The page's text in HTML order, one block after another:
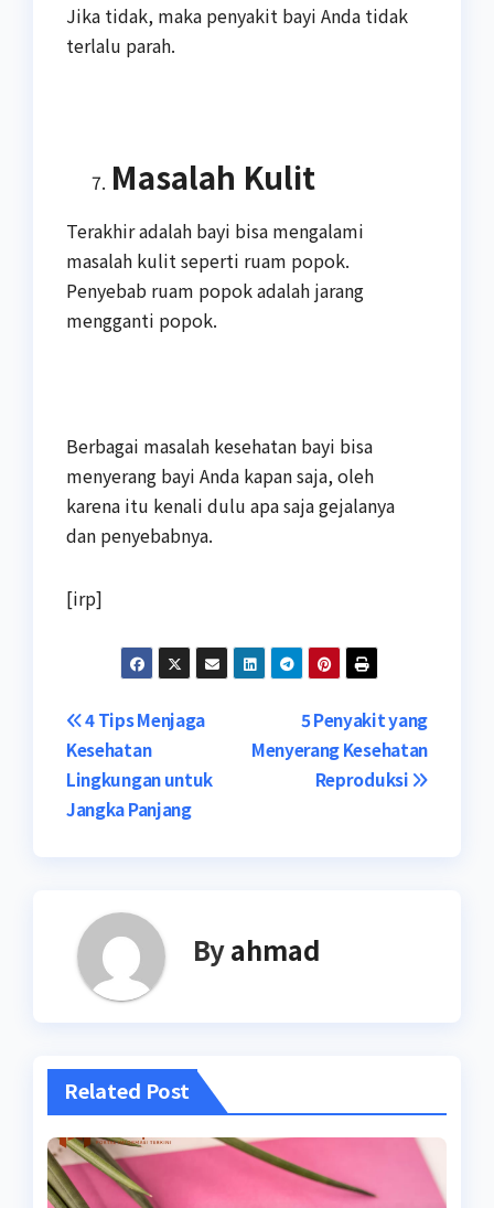
Jika tidak, maka penyakit bayi Anda tidak
terlalu parah.
Masalah Kulit
Terakhir adalah bayi bisa mengalami
masalah kulit seperti ruam popok.
Penyebab ruam popok adalah jarang
mengganti popok.
Berbagai masalah kesehatan bayi bisa
menyerang bayi Anda kapan saja, oleh
karena itu kenali dulu apa saja gejalanya
dan penyebabnya.
[irp]
Navigasi
pos
5 Penyakit yang
Menyerang Kesehatan
Reproduksi
4 Tips Menjaga
Kesehatan
Lingkungan untuk
Jangka Panjang
Byahmad
Related Post